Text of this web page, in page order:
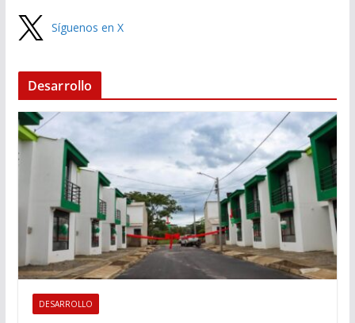
Síguenos en X
Desarrollo
DESARROLLO